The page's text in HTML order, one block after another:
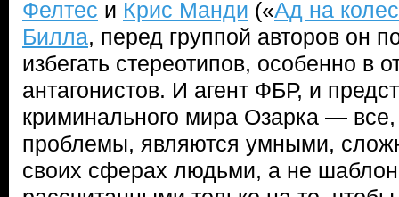
Фелтес и Крис Манди («Ад на
Билла, перед группой авторов он
избегать стереотипов, особенно в
антагонистов. И агент ФБР, и
криминального мира Озарка —
проблемы, являются умными,
своих сферах людьми, а не